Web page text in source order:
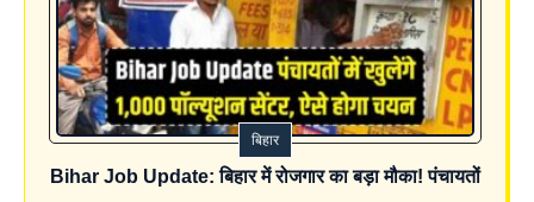
बिहार
Bihar Job Update: बिहार में रोजगार का बड़ा मौका! पंचायतों